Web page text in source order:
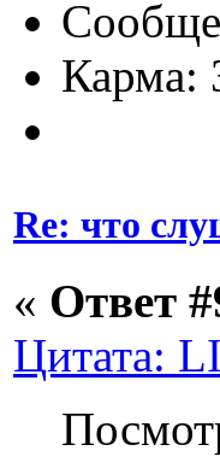
Карма:
Re: что
« Ответ
Цитата: